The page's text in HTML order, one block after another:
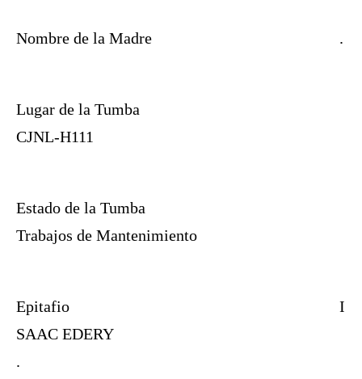
Nombre de la Madre .
Lugar de la Tumba
CJNL-H111
Estado de la Tumba
Trabajos de Mantenimiento
Epitafio
I
SAAC EDERY
.